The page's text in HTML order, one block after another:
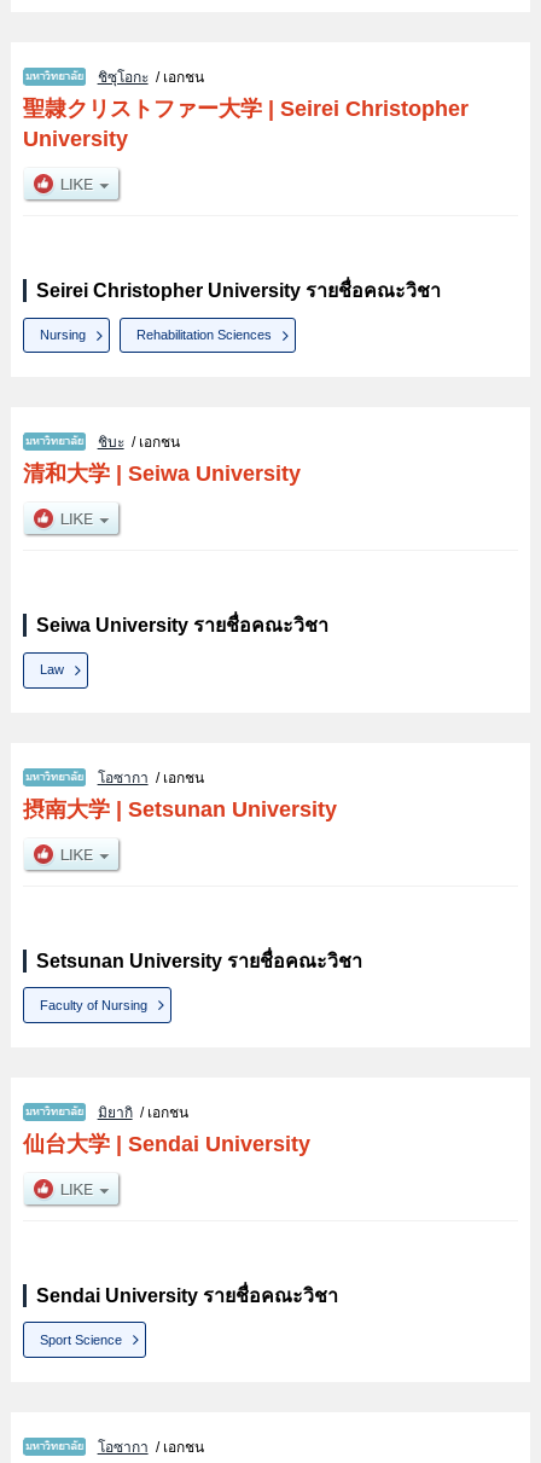
ชิซุโอกะ/ เอกชน
聖隷クリストファー大学| Seirei Christopher
University
Seirei Christopher University รายชื่อคณะวิชา
Nursing Rehabilitation Sciences
ชิบะ/ เอกชน
清和大学| Seiwa University
Seiwa University รายชื่อคณะวิชา
Law
โอซากา / เอกชน
摂南大学| Setsunan University
Setsunan University รายชื่อคณะวิชา
Faculty of Nursing
มิยากิ/ เอกชน
仙台大学| Sendai University
Sendai University รายชื่อคณะวิชา
Sport Science
โอซากา / เอกชน